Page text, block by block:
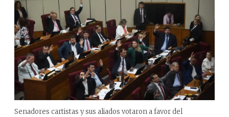
Senadores cartistas y sus aliados votaron a favor del